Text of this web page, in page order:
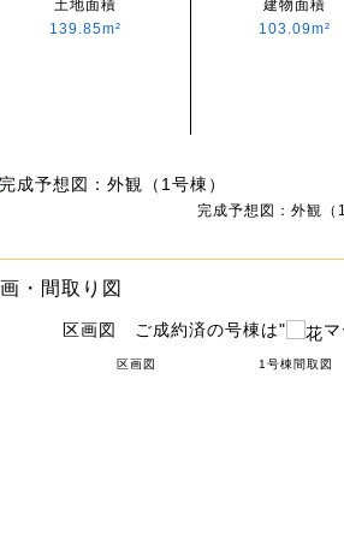
土地面積
139.85m²
建物面積
103.09m²
完成予想図：外観（1
・間取り図
区画図 ご成約済の号棟は"
区画図 1号棟間取図